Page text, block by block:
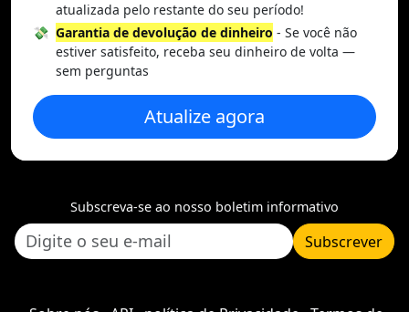
atualizada pelo restante do seu período!
💸 Garantia de devolução de dinheiro - Se você não
estiver satisfeito, receba seu dinheiro de volta —
sem perguntas
Atualize agora
Subscreva-se ao nosso boletim informativo
Subscrever